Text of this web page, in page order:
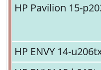
HP Pavilion 15-
HP ENVY 14-